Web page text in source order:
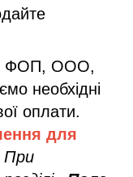
ФОП, ООО,
необхідні
оплати.
для
При